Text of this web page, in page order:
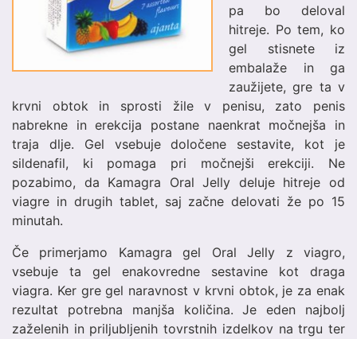
pa bo deloval
hitreje. Po tem, ko
gel stisnete iz
embalaže in ga
zaužijete, gre ta v
krvni obtok in sprosti žile v penisu, zato penis
nabrekne in erekcija postane naenkrat močnejša in
traja dlje. Gel vsebuje določene sestavite, kot je
sildenafil, ki pomaga pri močnejši erekciji. Ne
pozabimo, da Kamagra Oral Jelly deluje hitreje od
viagre in drugih tablet, saj začne delovati že po 15
minutah.
Če primerjamo Kamagra gel Oral Jelly z viagro,
vsebuje ta gel enakovredne sestavine kot draga
viagra. Ker gre gel naravnost v krvni obtok, je za enak
rezultat potrebna manjša količina. Je eden najbolj
zaželenih in priljubljenih tovrstnih izdelkov na trgu ter